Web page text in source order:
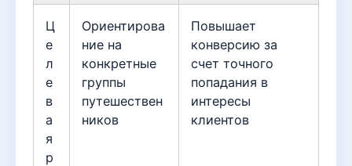
Ц
е
л
е
в
а
я
р
Ориентирова
ние на
конкретные
группы
путешествен
ников
Повышает
конверсию за
счет точного
попадания в
интересы
клиентов